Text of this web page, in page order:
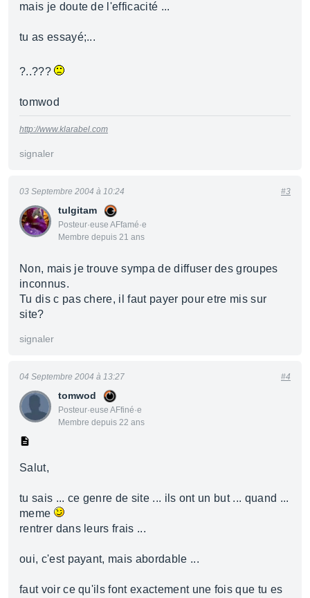
mais je doute de l'efficacité ...
tu as essayé;...
?..???
tomwod
http://www.klarabel.com
signaler
tulgitam
Posteur·euse AFfamé·e
Membre depuis 21 ans
03 Septembre 2004 à 10:24 #3
Non, mais je trouve sympa de diffuser des groupes
inconnus.
Tu dis c pas chere, il faut payer pour etre mis sur
site?
signaler
tomwod
Posteur·euse AFfiné·e
Membre depuis 22 ans
04 Septembre 2004 à 13:27 #4
Salut,
tu sais ... ce genre de site ... ils ont un but ... quand ...
meme
rentrer dans leurs frais ...
oui, c'est payant, mais abordable ...
faut voir ce qu'ils font exactement une fois que tu es